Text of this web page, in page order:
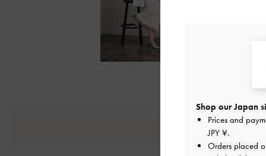
Shop our Japan
Prices and
JPY ¥.
Orders placed